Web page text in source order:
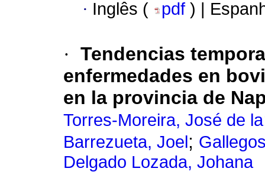
· Inglês ( pdf ) |
· Tendencias
enfermedades en
en la provincia de
Torres-Moreira, José de la
Barrezueta, Joel ;
Delgado Lozada, Johana